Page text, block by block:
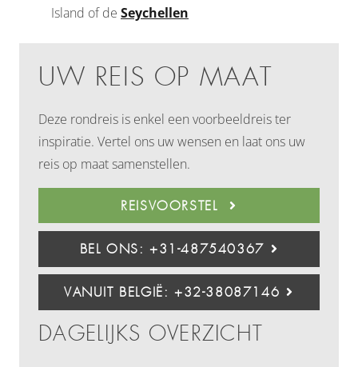
Island of de Seychellen
UW REIS OP MAAT
Deze rondreis is enkel een voorbeeldreis ter
inspiratie. Vertel ons uw wensen en laat ons uw
reis op maat samenstellen.
REISVOORSTEL
BEL ONS: +31-487540367
VANUIT BELGIË: +32-38087146
DAGELIJKS OVERZICHT